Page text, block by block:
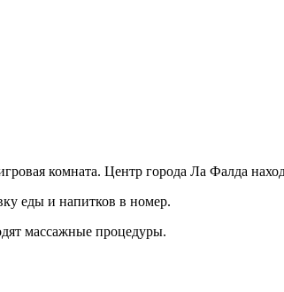
комната. Центр города Ла Фалда
еды и напитков в номер.
массажные процедуры.